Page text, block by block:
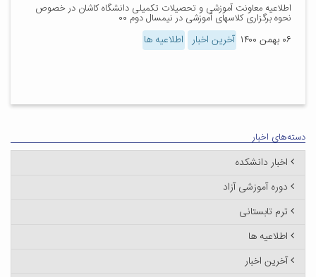
اطلاعیه معاونت آموزشی و تحصیلات تکمیلی دانشگاه کاشان در خصوص
نحوه برگزاری کلاسهای آموزشی در نیمسال دوم ۰۰
۰۶ بهمن ۱۴۰۰ آخرین اخبار اطلاعیه ها
دسته‌های اخبار
اخبار دانشکده
دوره آموزشی آزاد
ترم تابستانی
اطلاعیه ها
آخرین اخبار